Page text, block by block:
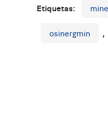
Etiquetas:
osinergmin ,